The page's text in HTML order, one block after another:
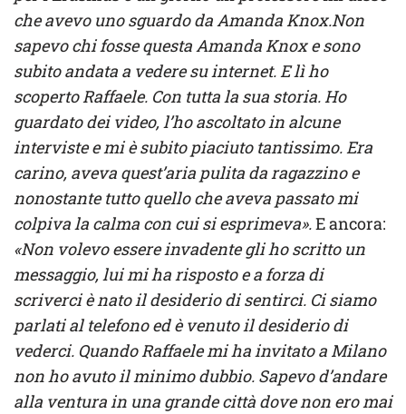
che avevo uno sguardo da Amanda Knox.Non
sapevo chi fosse questa Amanda Knox e sono
subito andata a vedere su internet. E lì ho
scoperto Raffaele. Con tutta la sua storia. Ho
guardato dei video, l’ho ascoltato in alcune
interviste e mi è subito piaciuto tantissimo. Era
carino, aveva quest’aria pulita da ragazzino e
nonostante tutto quello che aveva passato mi
colpiva la calma con cui si esprimeva».E ancora:
«Non volevo essere invadente gli ho scritto un
messaggio, lui mi ha risposto e a forza di
scriverci è nato il desiderio di sentirci. Ci siamo
parlati al telefono ed è venuto il desiderio di
vederci. Quando Raffaele mi ha invitato a Milano
non ho avuto il minimo dubbio. Sapevo d’andare
alla ventura in una grande città dove non ero mai